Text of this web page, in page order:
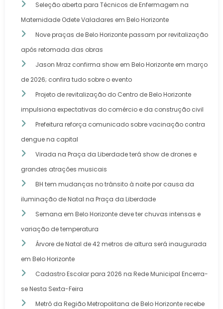
Seleção aberta para Técnicos de Enfermagem na
Maternidade Odete Valadares em Belo Horizonte
Nove praças de Belo Horizonte passam por revitalização
após retomada das obras
Jason Mraz confirma show em Belo Horizonte em março
de 2026; confira tudo sobre o evento
Projeto de revitalização do Centro de Belo Horizonte
impulsiona expectativas do comércio e da construção civil
Prefeitura reforça comunicado sobre vacinação contra
dengue na capital
Virada na Praça da Liberdade terá show de drones e
grandes atrações musicais
BH tem mudanças no trânsito à noite por causa da
iluminação de Natal na Praça da Liberdade
Semana em Belo Horizonte deve ter chuvas intensas e
variação de temperatura
Árvore de Natal de 42 metros de altura será inaugurada
em Belo Horizonte
Cadastro Escolar para 2026 na Rede Municipal Encerra-
se Nesta Sexta-Feira
Metrô da Região Metropolitana de Belo Horizonte recebe